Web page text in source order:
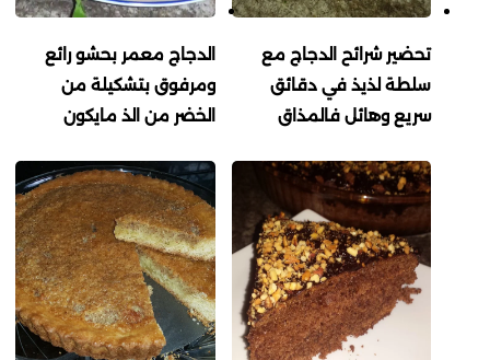
تحضير شرائح الدجاج مع
سلطة لذيذ في دقائق
سريع وهائل فالمذاق
الدجاج معمر بحشو رائع
ومرفوق بتشكيلة من
الخضر من الذ مايكون